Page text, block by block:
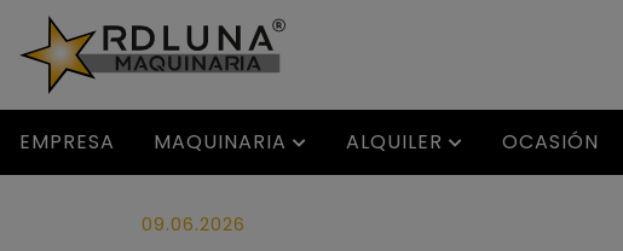
EMPRESA MAQUINARIA ALQUILER OCASIÓN
09.06.2026